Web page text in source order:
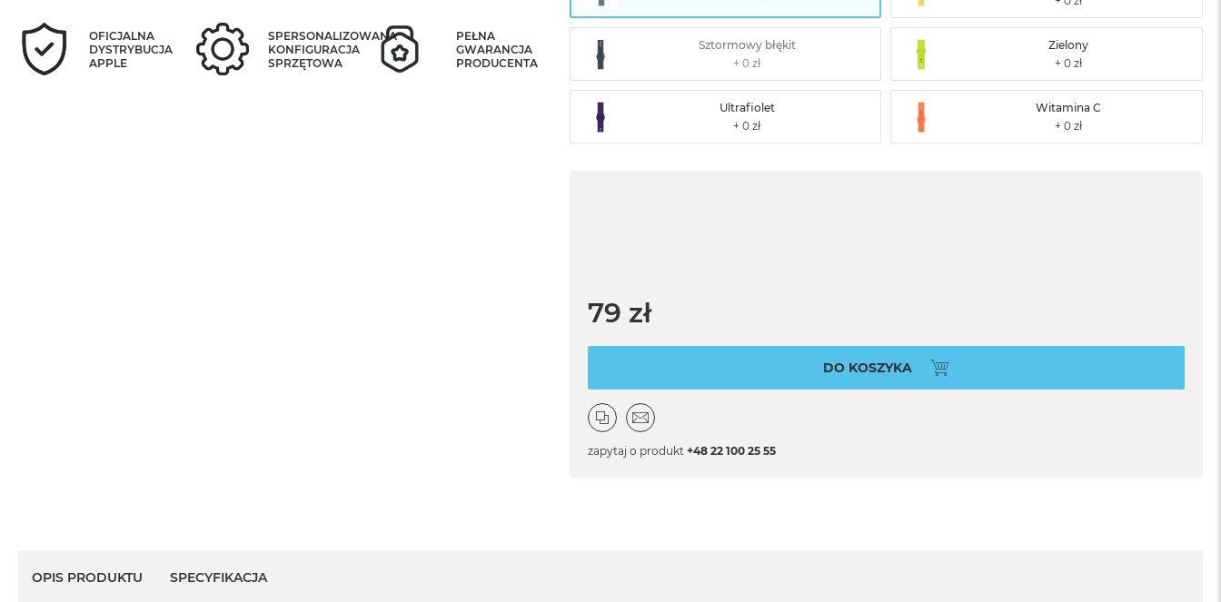
Sztormowy błękit Zielony
Ultrafiolet Witamina C
79 zł
DO KOSZYKA
zapytaj o produkt +48 22 100 25 55
OFICJALNA
DYSTRYBUCJA
APPLE
SPERSONALIZOWANA
KONFIGURACJA
SPRZĘTOWA
PEŁNA
GWARANCJA
PRODUCENTA
OPIS PRODUKTU SPECYFIKACJA